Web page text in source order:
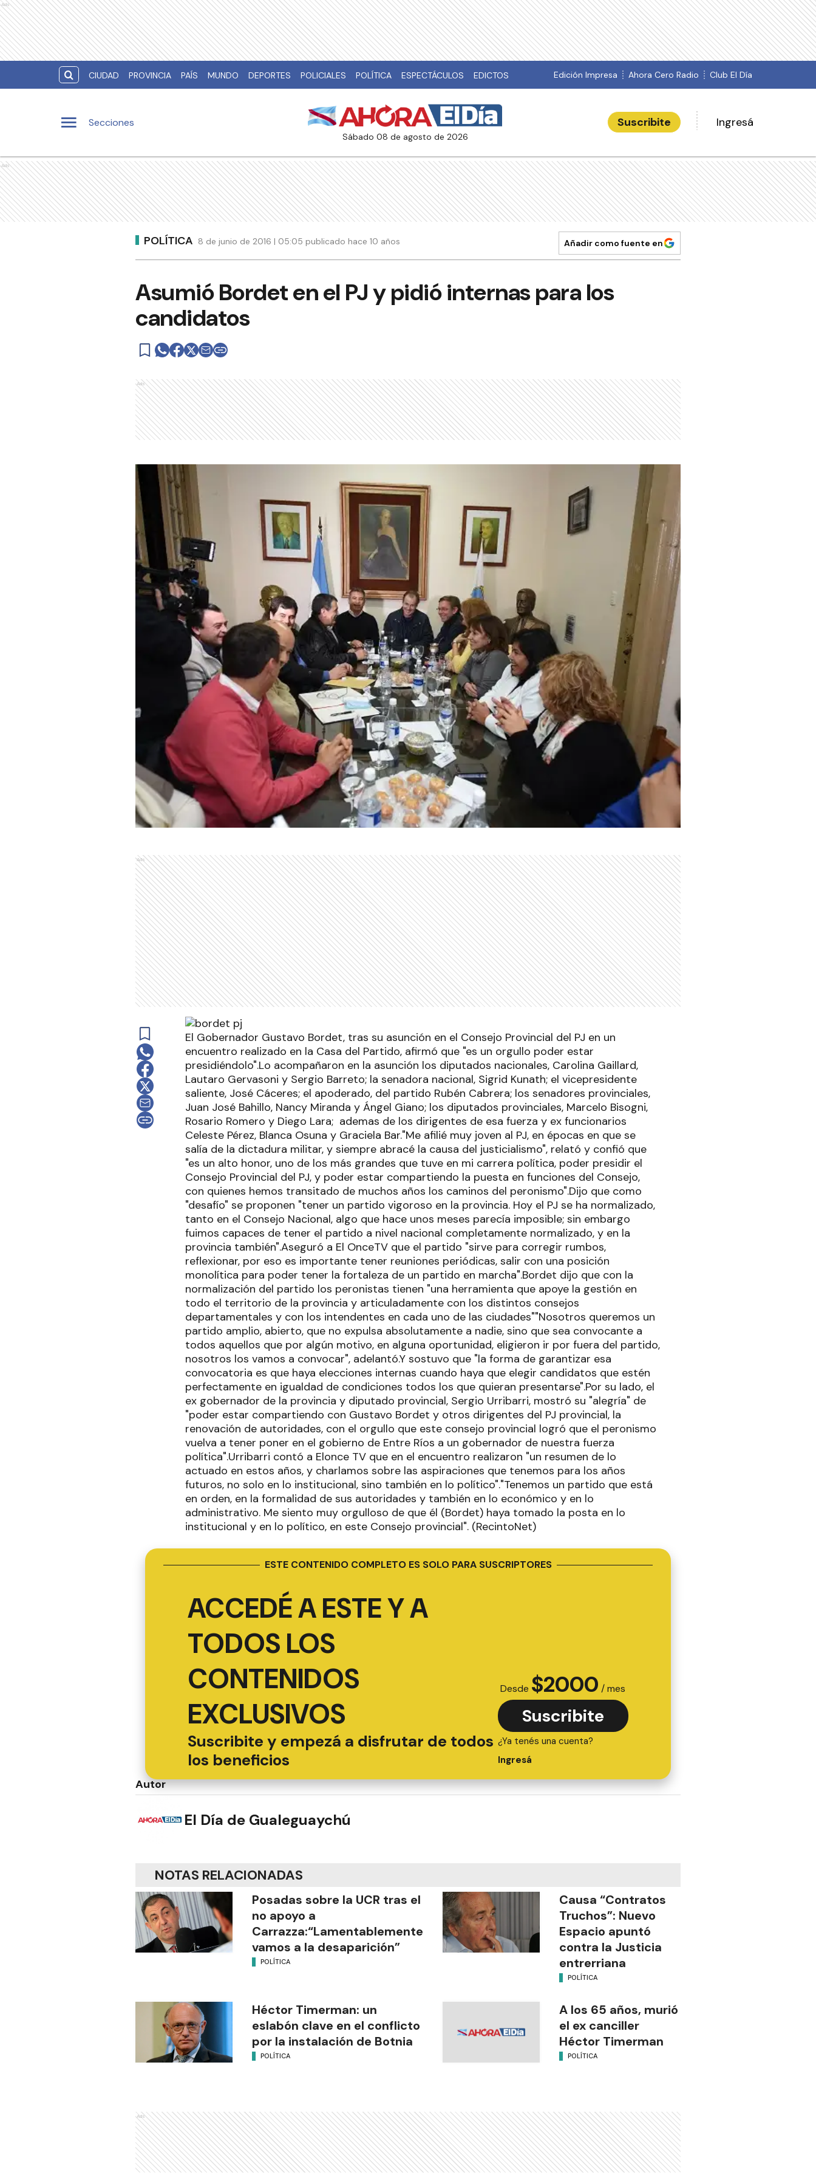
Ads
CIUDAD PROVINCIA PAÍS MUNDO DEPORTES POLICIALES POLÍTICA ESPECTÁCULOS EDICTOS Edición Impresa Ahora Cero Radio Club El Día
Secciones
sábado 08 de agosto de 2026
Suscribite Ingresá
Ads
POLÍTICA 8 de junio de 2016 | 05:05 publicado hace 10 años Añadir como fuente en
Asumió Bordet en el PJ y pidió internas para los
candidatos
Ads
Ads
El Gobernador Gustavo Bordet, tras su asunción en el Consejo Provincial del PJ en un
encuentro realizado en la Casa del Partido, afirmó que "es un orgullo poder estar
presidiéndolo".Lo acompañaron en la asunción los diputados nacionales, Carolina Gaillard,
Lautaro Gervasoni y Sergio Barreto; la senadora nacional, Sigrid Kunath; el vicepresidente
saliente, José Cáceres; el apoderado, del partido Rubén Cabrera; los senadores provinciales,
Juan José Bahillo, Nancy Miranda y Ángel Giano; los diputados provinciales, Marcelo Bisogni,
Rosario Romero y Diego Lara; ademas de los dirigentes de esa fuerza y ex funcionarios
Celeste Pérez, Blanca Osuna y Graciela Bar."Me afilié muy joven al PJ, en épocas en que se
salía de la dictadura militar, y siempre abracé la causa del justicialismo", relató y confió que
"es un alto honor, uno de los más grandes que tuve en mi carrera política, poder presidir el
Consejo Provincial del PJ, y poder estar compartiendo la puesta en funciones del Consejo,
con quienes hemos transitado de muchos años los caminos del peronismo".Dijo que como
"desafío" se proponen "tener un partido vigoroso en la provincia. Hoy el PJ se ha normalizado,
tanto en el Consejo Nacional, algo que hace unos meses parecía imposible; sin embargo
fuimos capaces de tener el partido a nivel nacional completamente normalizado, y en la
provincia también".Aseguró a El OnceTV que el partido "sirve para corregir rumbos,
reflexionar, por eso es importante tener reuniones periódicas, salir con una posición
monolítica para poder tener la fortaleza de un partido en marcha".Bordet dijo que con la
normalización del partido los peronistas tienen "una herramienta que apoye la gestión en
todo el territorio de la provincia y articuladamente con los distintos consejos
departamentales y con los intendentes en cada uno de las ciudades""Nosotros queremos un
partido amplio, abierto, que no expulsa absolutamente a nadie, sino que sea convocante a
todos aquellos que por algún motivo, en alguna oportunidad, eligieron ir por fuera del partido,
nosotros los vamos a convocar", adelantó.Y sostuvo que "la forma de garantizar esa
convocatoria es que haya elecciones internas cuando haya que elegir candidatos que estén
perfectamente en igualdad de condiciones todos los que quieran presentarse".Por su lado, el
ex gobernador de la provincia y diputado provincial, Sergio Urribarri, mostró su "alegría" de
"poder estar compartiendo con Gustavo Bordet y otros dirigentes del PJ provincial, la
renovación de autoridades, con el orgullo que este consejo provincial logró que el peronismo
vuelva a tener poner en el gobierno de Entre Ríos a un gobernador de nuestra fuerza
política".Urribarri contó a Elonce TV que en el encuentro realizaron "un resumen de lo
actuado en estos años, y charlamos sobre las aspiraciones que tenemos para los años
futuros, no solo en lo institucional, sino también en lo político"."Tenemos un partido que está
en orden, en la formalidad de sus autoridades y también en lo económico y en lo
administrativo. Me siento muy orgulloso de que él (Bordet) haya tomado la posta en lo
institucional y en lo político, en este Consejo provincial". (RecintoNet)
ESTE CONTENIDO COMPLETO ES SOLO PARA SUSCRIPTORES
ACCEDÉ A ESTE Y A
TODOS LOS
CONTENIDOS
EXCLUSIVOS
Suscribite y empezá a disfrutar de todos
los beneficios
Desde $2000 / mes
Suscribite
¿Ya tenés una cuenta?
Ingresá
Autor
El Día de Gualeguaychú
NOTAS RELACIONADAS
Posadas sobre la UCR tras el
no apoyo a
Carrazza:“Lamentablemente
vamos a la desaparición”
POLÍTICA
Causa “Contratos
Truchos”: Nuevo
Espacio apuntó
contra la Justicia
entrerriana
POLÍTICA
Héctor Timerman: un
eslabón clave en el conflicto
por la instalación de Botnia
POLÍTICA
A los 65 años, murió
el ex canciller
Héctor Timerman
POLÍTICA
Ads